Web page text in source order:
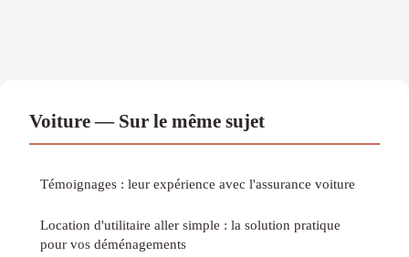
Voiture — Sur le même sujet
Témoignages : leur expérience avec l'assurance voiture
Location d'utilitaire aller simple : la solution pratique
pour vos déménagements